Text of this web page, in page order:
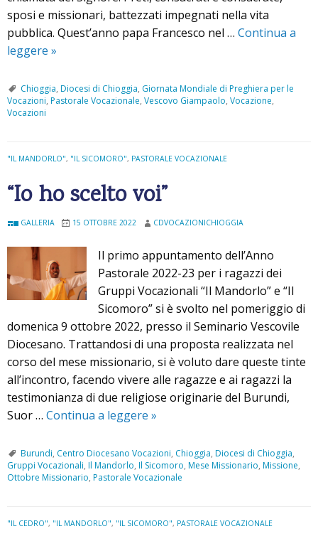
sposi e missionari, battezzati impegnati nella vita
pubblica. Quest’anno papa Francesco nel … Continua a
leggere “
n
m
a
i
l
i
o
s
o
o
i
e
d
r
”
»
Chioggia, Diocesi di Chioggia, Giornata Mondiale di Preghiera per le
Vocazioni, Pastorale Vocazionale, Vescovo Giampaolo, Vocazione,
Vocazioni
"IL MANDORLO", "IL SICOMORO", PASTORALE VOCAZIONALE
“Io ho scelto voi”
GALLERIA 15 OTTOBRE 2022 CDVOCAZIONICHIOGGIA
Il primo appuntamento dell’Anno
Pastorale 2022-23 per i ragazzi dei
Gruppi Vocazionali “Il Mandorlo” e “Il
Sicomoro” si è svolto nel pomeriggio di
domenica 9 ottobre 2022, presso il Seminario Vescovile
Diocesano. Trattandosi di una proposta realizzata nel
corso del mese missionario, si è voluto dare queste tinte
all’incontro, facendo vivere alle ragazze e ai ragazzi la
testimonianza di due religiose originarie del Burundi,
Suor … Continua a leggere “
o
h
o
c
»
Burundi, Centro Diocesano Vocazioni, Chioggia, Diocesi di Chioggia,
Gruppi Vocazionali, Il Mandorlo, Il Sicomoro, Mese Missionario, Missione,
Ottobre Missionario, Pastorale Vocazionale
"IL CEDRO", "IL MANDORLO", "IL SICOMORO", PASTORALE VOCAZIONALE